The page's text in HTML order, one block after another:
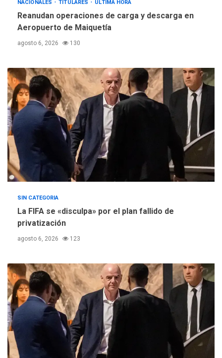
Instituciones estadales se
suman al Plan Agosto de
5
Concejo Municipal de
Mariño respalda a Cámara
de Comercio para reforma
de Ley de Puerto Libre
NACIONALES TITULARES ÚLTIMA HORA
Reanudan operaciones de carga y descarga en
Aeropuerto de Maiquetía
agosto 6, 2026 130
SIN CATEGORIA
La FIFA se «disculpa» por el plan fallido de
privatización
agosto 6, 2026 123